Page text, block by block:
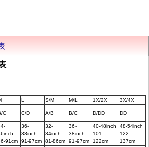
L S/M M/L 1X/2X
3X/4X
C C/D A/B B/C D/DD DD
91cm
36-
38inch
91-97cm
32-
34inch
81-86cm
36-
38inch
91-97cm
40-48inch
101-
122cm
48-54inch
122-
137cm